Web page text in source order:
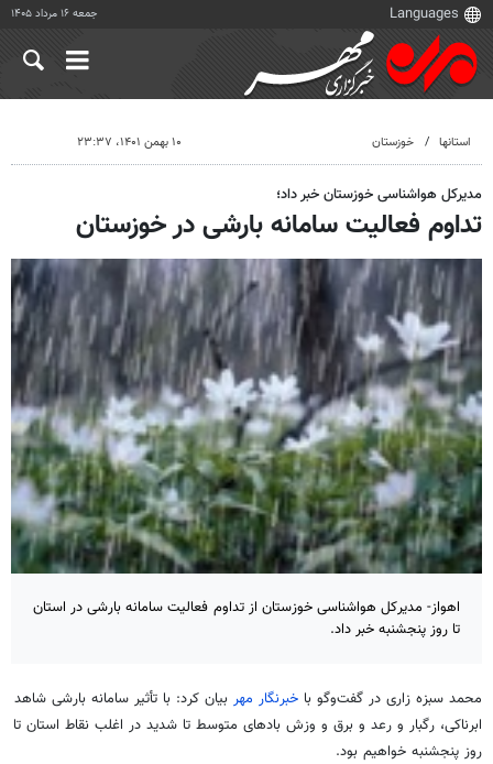
جمعه ۱۶ مرداد ۱۴۰۵
استانها خوزستان ۱۰ بهمن ۱۴۰۱، ۲۳:۳۷
مدیرکل هواشناسی خوزستان خبر داد؛
تداوم فعالیت سامانه بارشی در خوزستان
اهواز- مدیرکل هواشناسی خوزستان از تداوم فعالیت سامانه بارشی در استان
تا روز پنجشنبه خبر داد.
محمد سبزه زاری در گفت‌وگو با خبرنگار مهر بیان کرد: با تأثیر سامانه بارشی شاهد
ابرناکی، رگبار و رعد و برق و وزش بادهای متوسط تا شدید در اغلب نقاط استان تا
روز پنجشنبه خواهیم بود.